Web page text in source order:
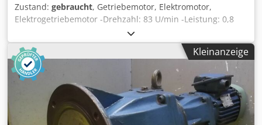
Zustand: gebraucht, Getriebemotor, Elektromotor,
Elektrogetriebemotor -Drehzahl: 83 U/min -Leistung: 0,8
kW -Bauform: B3 -Durchmesser Welle: 40 mm -Schutzart:
IP 44 Dkedpfx Akockbgijcer -Anzahl: 1x Motoren vorhanden
-Preis: pro Stück -Abmessungen: mm -Gewicht: 51 kgKleinanzeige